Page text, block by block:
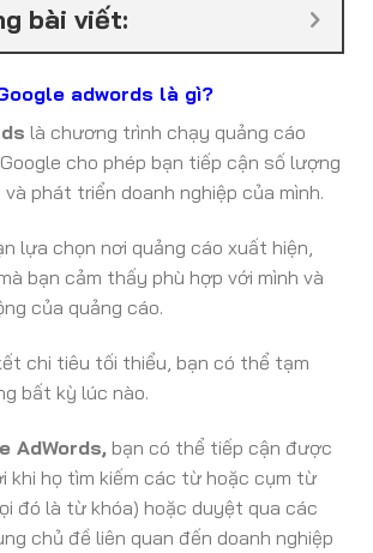
bài viết:
adwords là gì?
là chương trình chạy quảng cáo
cho phép bạn tiếp cận số lượng
phát triển doanh nghiệp của mình.
lựa chọn nơi quảng cáo xuất hiện,
bạn cảm thấy phù hợp với mình và
của quảng cáo.
chi tiêu tối thiểu, bạn có thể tạm
bất kỳ lúc nào.
AdWords, bạn có thể tiếp cận được
khi họ tìm kiếm các từ hoặc cụm từ
đó là từ khóa) hoặc duyệt qua các
chủ đề liên quan đến doanh nghiệp